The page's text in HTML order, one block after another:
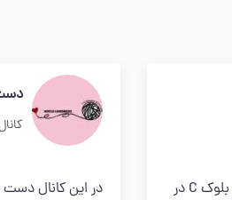
پاژ مشهد بلوک B در 5 طبقه با 31 واحد تجاری بلوک C در
در این کانال